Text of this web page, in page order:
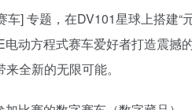
] 专题，在DV101星球上搭建“
动方程式赛车爱好者打造震撼
全新的无限可能。